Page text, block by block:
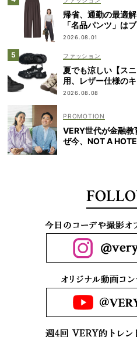
帰省、通勤の最適
「名品パンツ」は
2026.08.01
ファッション
夏でも涼しい【ス
用、レザー仕様の
2026.08.08
VERY世代が金融
ぜ今、NOT A